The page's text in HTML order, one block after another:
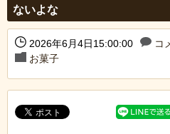
ないよな
2026年6月4日15:00:00
コ
お菓子